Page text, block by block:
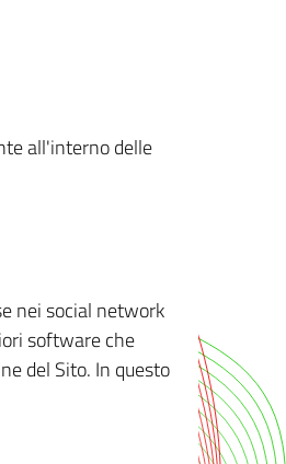
all'interno delle
nei social network
software che
del Sito. In questo